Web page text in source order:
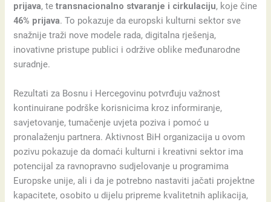
prijava, tetransnacionalno stvaranje i cirkulaciju, koje čine
46% prijava. To pokazuje da europski kulturni sektor sve
snažnije traži nove modele rada, digitalna rješenja,
inovativne pristupe publici i održive oblike međunarodne
suradnje.
Rezultati za Bosnu i Hercegovinu potvrđuju važnost
kontinuirane podrške korisnicima kroz informiranje,
savjetovanje, tumačenje uvjeta poziva i pomoć u
pronalaženju partnera. Aktivnost BiH organizacija u ovom
pozivu pokazuje da domaći kulturni i kreativni sektor ima
potencijal za ravnopravno sudjelovanje u programima
Europske unije, ali i da je potrebno nastaviti jačati projektne
kapacitete, osobito u dijelu pripreme kvalitetnih aplikacija,